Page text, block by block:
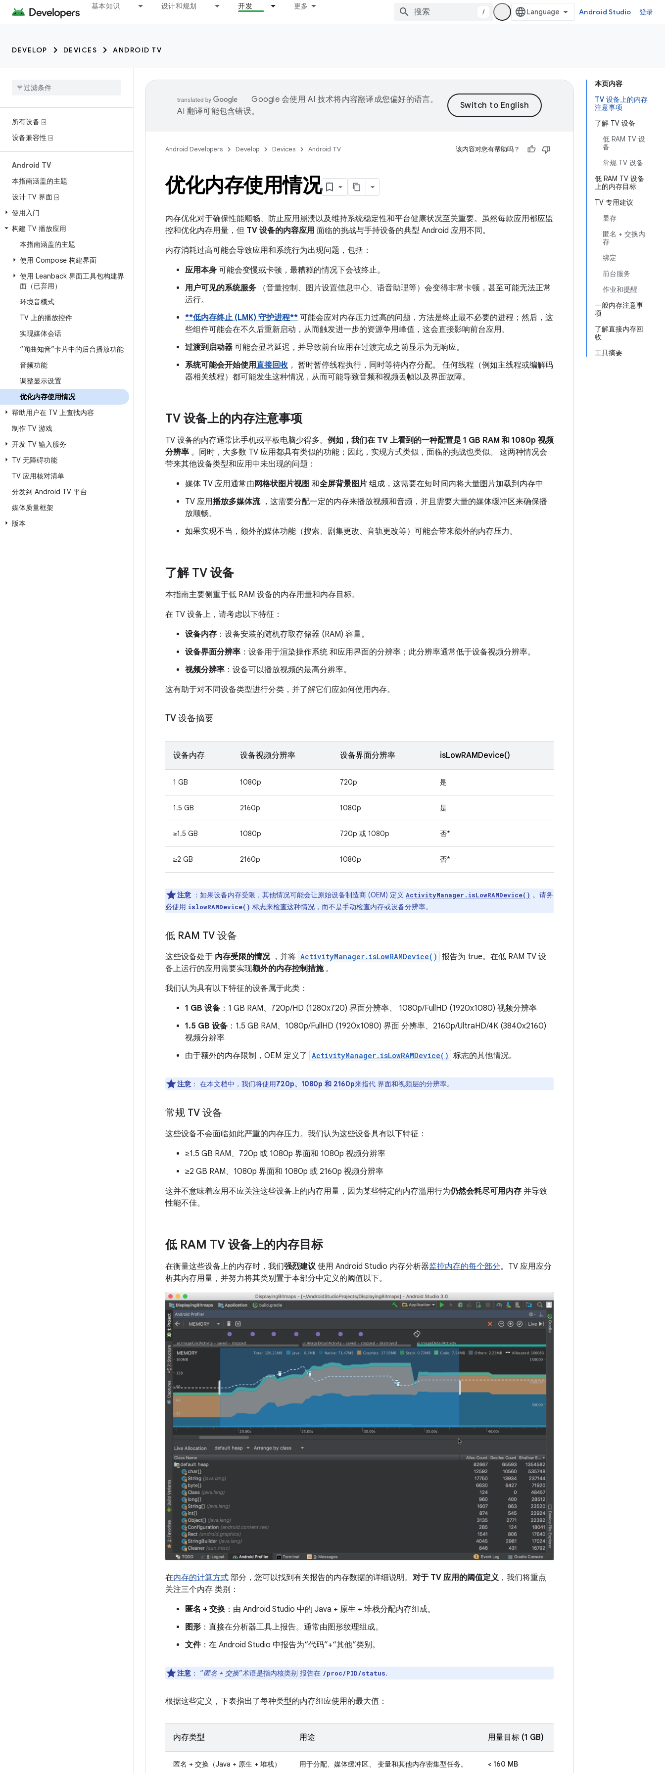
基本知识 设计和规划 开发 更多
/ Android Studio 登录
DEVELOP DEVICES ANDROID TV
所有设备 ⍈
设备兼容性 ⍈
Android TV
本指南涵盖的主题
设计 TV 界面 ⍈
使用入门
构建 TV 播放应用
本指南涵盖的主题
使用 Compose 构建界面
使用 Leanback 界面工具包构建界
面（已弃用）
环境音模式
TV 上的播放控件
实现媒体会话
“闻曲知音”卡片中的后台播放功能
音频功能
调整显示设置
优化内存使用情况
帮助用户在 TV 上查找内容
制作 TV 游戏
开发 TV 输入服务
TV 无障碍功能
TV 应用核对清单
分发到 Android TV 平台
媒体质量框架
版本
本页内容
TV 设备上的内存
注意事项
了解 TV 设备
低 RAM TV 设
备
常规 TV 设备
低 RAM TV 设备
上的内存目标
TV 专用建议
显存
匿名 + 交换内
存
绑定
前台服务
作业和提醒
一般内存注意事
项
了解直接内存回
收
工具摘要
Google 会使用 AI 技术将内容翻译成您偏好的语言。
AI 翻译可能包含错误。
Android Developers Develop Devices Android TV 该内容对您有帮助吗？
优化内存使用情况
内存优化对于确保性能顺畅、防止应用崩溃以及维持系统稳定性和平台健康状况至关重要。虽然每款应用都应监
控和优化内存用量，但 TV 设备的内容应用 面临的挑战与手持设备的典型 Android 应用不同。
内存消耗过高可能会导致应用和系统行为出现问题，包括：
应用本身 可能会变慢或卡顿，最糟糕的情况下会被终止。
用户可见的系统服务 （音量控制、图片设置信息中心、语音助理等）会变得非常卡顿，甚至可能无法正常
运行。
**低内存终止 (LMK) 守护进程** 可能会应对内存压力过高的问题，方法是终止最不必要的进程；然后，这
些组件可能会在不久后重新启动，从而触发进一步的资源争用峰值，这会直接影响前台应用。
过渡到启动器 可能会显著延迟，并导致前台应用在过渡完成之前显示为无响应。
系统可能会开始使用直接回收， 暂时暂停线程执行，同时等待内存分配。 任何线程（例如主线程或编解码
器相关线程）都可能发生这种情况，从而可能导致音频和视频丢帧以及界面故障。
TV 设备上的内存注意事项
TV 设备的内存通常比手机或平板电脑少得多。 例如，我们在 TV 上看到的一种配置是 1 GB RAM 和 1080p 视频
分辨率 。同时，大多数 TV 应用都具有类似的功能；因此，实现方式类似，面临的挑战也类似。 这两种情况会
带来其他设备类型和应用中未出现的问题：
媒体 TV 应用通常由 网格状图片视图 和全屏背景图片 组成，这需要在短时间内将大量图片加载到内存中
TV 应用播放多媒体流，这需要分配一定的内存来播放视频和音频，并且需要大量的媒体缓冲区来确保播
放顺畅。
如果实现不当，额外的媒体功能（搜索、剧集更改、音轨更改等）可能会带来额外的内存压力。
了解 TV 设备
本指南主要侧重于低 RAM 设备的内存用量和内存目标。
在 TV 设备上，请考虑以下特征：
设备内存 ：设备安装的随机存取存储器 (RAM) 容量。
设备界面分辨率 ：设备用于渲染操作系统 和应用界面的分辨率；此分辨率通常低于设备视频分辨率。
视频分辨率 ：设备可以播放视频的最高分辨率。
这有助于对不同设备类型进行分类，并了解它们应如何使用内存。
TV 设备摘要
设备内存 设备视频分辨率 设备界面分辨率 isLowRAMDevice()
1 GB 1080p 720p 是
1.5 GB 2160p 1080p 是
≥1.5 GB 1080p 720p 或 1080p 否*
≥2 GB 2160p 1080p 否*
注意 ：如果设备内存受限，其他情况可能会让原始设备制造商 (OEM) 定义 ActivityManager.isLowRAMDevice() 。请务
必使用 islowRAMDevice() 标志来检查这种情况，而不是手动检查内存或设备分辨率。
低 RAM TV 设备
这些设备处于 内存受限的情况，并将 ActivityManager.isLowRAMDevice() 报告为 true。在低 RAM TV 设
备上运行的应用需要实现额外的内存控制措施。
我们认为具有以下特征的设备属于此类：
1 GB 设备 ：1 GB RAM、720p/HD (1280x720) 界面分辨率、 1080p/FullHD (1920x1080) 视频分辨率
1.5 GB 设备 ：1.5 GB RAM、1080p/FullHD (1920x1080) 界面 分辨率、2160p/UltraHD/4K (3840x2160)
视频分辨率
由于额外的内存限制，OEM 定义了 ActivityManager.isLowRAMDevice() 标志的其他情况。
注意 ： 在本文档中，我们将使用720p、1080p 和 2160p来指代 界面和视频层的分辨率。
常规 TV 设备
这些设备不会面临如此严重的内存压力。我们认为这些设备具有以下特征：
≥1.5 GB RAM、720p 或 1080p 界面和 1080p 视频分辨率
≥2 GB RAM、1080p 界面和 1080p 或 2160p 视频分辨率
这并不意味着应用不应关注这些设备上的内存用量，因为某些特定的内存滥用行为仍然会耗尽可用内存 并导致
性能不佳。
低 RAM TV 设备上的内存目标
在衡量这些设备上的内存时，我们强烈建议使用 Android Studio 内存分析器监控内存的每个部分。TV 应用应分
析其内存用量，并努力将其类别置于本部分中定义的阈值以下。
在内存的计算方式 部分，您可以找到有关报告的内存数据的详细说明。 对于 TV 应用的阈值定义 ，我们将重点
关注三个内存 类别：
匿名 + 交换 ：由 Android Studio 中的 Java + 原生 + 堆栈分配内存组成。
图形 ：直接在分析器工具上报告。通常由图形纹理组成。
文件：在 Android Studio 中报告为“代码”+“其他”类别。
注意 ： “匿名 + 交换”术语是指内核类别 报告在 /proc/PID/status.
根据这些定义，下表指出了每种类型的内存组应使用的最大值：
内存类型 用途 用量目标 (1 GB)
匿名 + 交换（Java + 原生 + 堆栈） 用于分配、媒体缓冲区、 变量和其他内存密集型任务。 < 160 MB